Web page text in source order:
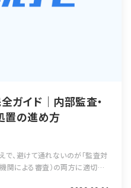
ガイド｜内部監査・
置の進め方
、避けて通れないのが「監査対
関による審査）の両方に適切に